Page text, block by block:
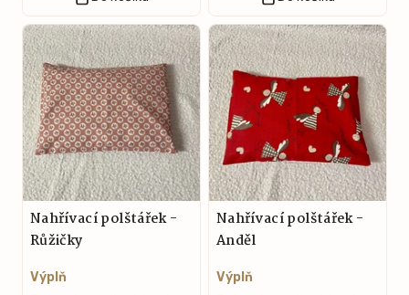
Nahřívací polštářek -
Růžičky
Výplň
Nahřívací polštářek -
Anděl
Výplň